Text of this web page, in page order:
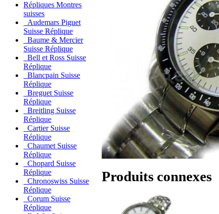
Répliques Montres
suisses
Audemars Piguet
Suisse Réplique
Baume & Mercier
Suisse Réplique
Bell et Ross Suisse
Réplique
Blancpain Suisse
Réplique
Breguet Suisse
Réplique
Breitling Suisse
Réplique
Cartier Suisse
Réplique
Chaumet Suisse
Réplique
Chopard Suisse
Réplique
Chronoswiss Suisse
Réplique
Corum Suisse
Réplique
Produits connexes